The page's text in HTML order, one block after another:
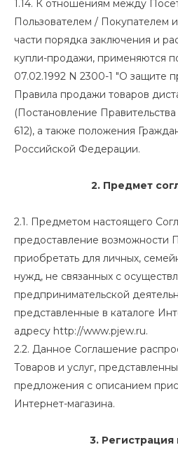
1.14. К отношениям между
Пользователем / Покупателем
части порядка заключения и
купли-продажи, применяются
07.02.1992 N 2300-1 "О защите
Правила продажи товаров
(Постановление
612), а также положения
Российской Федерации.
2. Предмет
2.1. Предметом настоящего
предоставление возможности
приобретать для личных,
нужд, не связанных с
предпринимательской
представленные в каталоге
адресу http://www.pjew.ru.
2.2. Данное Соглашение
Товаров и услуг,
предложения с описанием
Интернет-магазина.
3. Регистрация